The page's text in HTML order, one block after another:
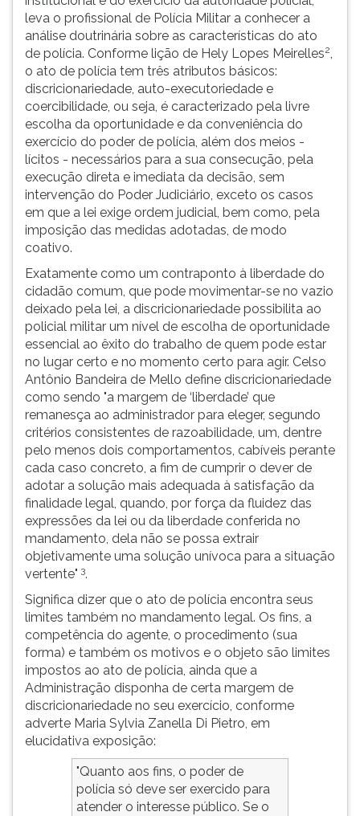
leva o profissional de Polícia Militar a conhecer a
análise doutrinária sobre as características do ato
de polícia. Conforme lição de Hely Lopes Meirelles2,
o ato de polícia tem três atributos básicos:
discricionariedade, auto-executoriedade e
coercibilidade, ou seja, é caracterizado pela livre
escolha da oportunidade e da conveniência do
exercício do poder de polícia, além dos meios -
lícitos - necessários para a sua consecução, pela
execução direta e imediata da decisão, sem
intervenção do Poder Judiciário, exceto os casos
em que a lei exige ordem judicial, bem como, pela
imposição das medidas adotadas, de modo
coativo.
Exatamente como um contraponto à liberdade do
cidadão comum, que pode movimentar-se no vazio
deixado pela lei, a discricionariedade possibilita ao
policial militar um nível de escolha de oportunidade
essencial ao êxito do trabalho de quem pode estar
no lugar certo e no momento certo para agir. Celso
Antônio Bandeira de Mello define discricionariedade
como sendo "a margem de ‘liberdade’ que
remanesça ao administrador para eleger, segundo
critérios consistentes de razoabilidade, um, dentre
pelo menos dois comportamentos, cabíveis perante
cada caso concreto, a fim de cumprir o dever de
adotar a solução mais adequada à satisfação da
finalidade legal, quando, por força da fluidez das
expressões da lei ou da liberdade conferida no
mandamento, dela não se possa extrair
objetivamente uma solução unívoca para a situação
vertente" 3.
Significa dizer que o ato de polícia encontra seus
limites também no mandamento legal. Os fins, a
competência do agente, o procedimento (sua
forma) e também os motivos e o objeto são limites
impostos ao ato de polícia, ainda que a
Administração disponha de certa margem de
discricionariedade no seu exercício, conforme
adverte Maria Sylvia Zanella Di Pietro, em
elucidativa exposição:
"Quanto aos fins, o poder de
polícia só deve ser exercido para
atender o interesse público. Se o